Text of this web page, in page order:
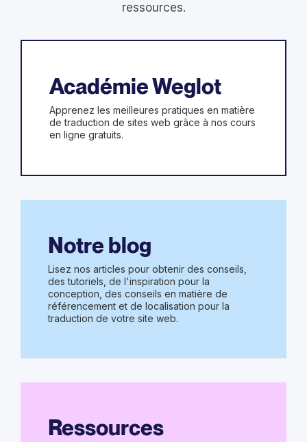
ressources.
Académie Weglot
Apprenez les meilleures pratiques en matière
de traduction de sites web grâce à nos cours
en ligne gratuits.
Notre blog
Lisez nos articles pour obtenir des conseils,
des tutoriels, de l'inspiration pour la
conception, des conseils en matière de
référencement et de localisation pour la
traduction de votre site web.
Ressources